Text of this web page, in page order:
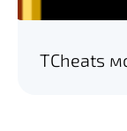
TCheats